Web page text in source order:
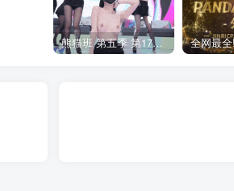
熊猫班 第五季 第17期 最终职级赛&完结